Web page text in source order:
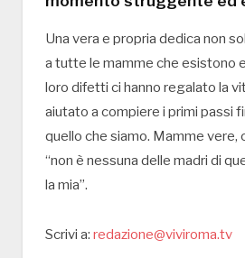
Una vera e propria dedica non
a tutte le mamme che esistono
loro difetti ci hanno regalato la
aiutato a compiere i primi passi
quello che siamo. Mamme vere,
“non è nessuna delle madri di
la mia”.
Scrivi a: redazione@viviroma.tv